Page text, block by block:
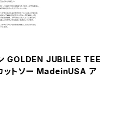
GOLDEN JUBILEE TEE
ットソー MadeinUSA ア